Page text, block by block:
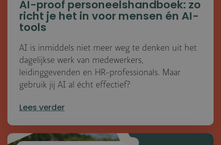
AI-proof personeelshandboek: zo
richt je het in voor mensen én AI-
tools
AI is inmiddels niet meer weg te denken uit het
dagelijkse werk van medewerkers,
leidinggevenden en HR-professionals. Maar
gebruik jij AI al écht effectief?
Lees verder